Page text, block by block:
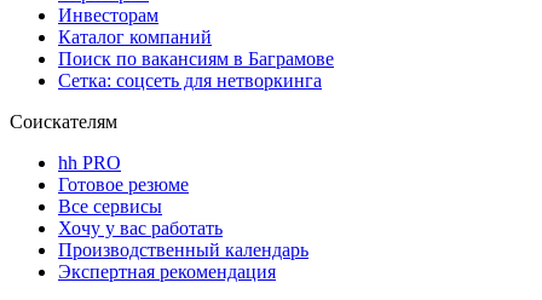
Инвесторам
Каталог компаний
Поиск по вакансиям в Баграмове
Сетка: соцсеть для нетворкинга
Соискателям
hh PRO
Готовое резюме
Все сервисы
Хочу у вас работать
Производственный календарь
Экспертная рекомендация